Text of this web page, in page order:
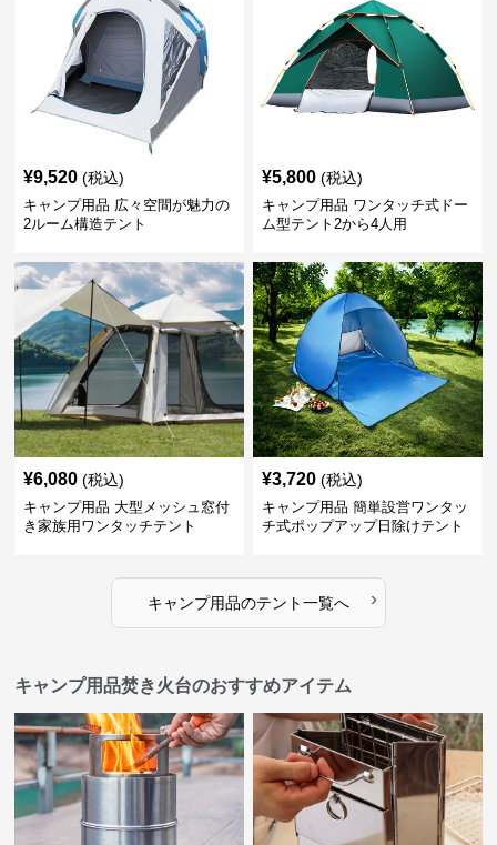
¥9,520 (税込)
キャンプ用品 広々空間が魅力の
2ルーム構造テント
¥5,800 (税込)
キャンプ用品 ワンタッチ式ドー
ム型テント2から4人用
¥6,080 (税込)
キャンプ用品 大型メッシュ窓付
き家族用ワンタッチテント
¥3,720 (税込)
キャンプ用品 簡単設営ワンタッ
チ式ポップアップ日除けテント
キャンプ用品のテント一覧へ ›
キャンプ用品焚き火台のおすすめアイテム